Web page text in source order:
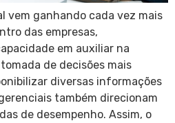
vem ganhando cada vez mais
das empresas,
em auxiliar na
de decisões mais
diversas informações
também direcionam
de desempenho. Assim, o